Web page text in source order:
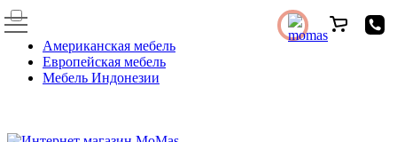
Американская мебель
Европейская мебель
Мебель Индонезии